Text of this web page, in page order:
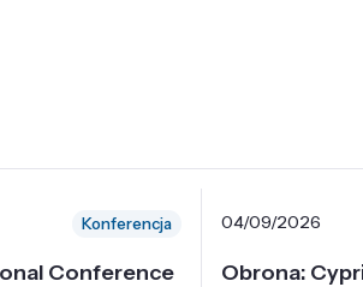
Konferencja
Conference
04/09/2026
Obrona: